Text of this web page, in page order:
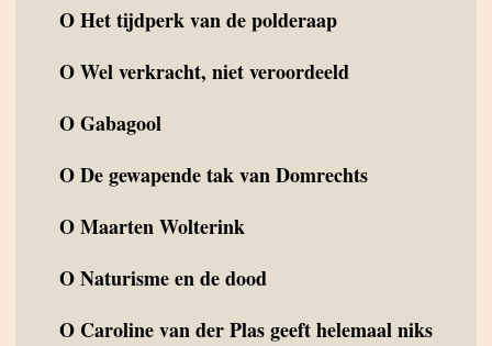
OHet tijdperk van de polderaap
OWel verkracht, niet veroordeeld
OGabagool
ODe gewapende tak van Domrechts
OMaarten Wolterink
ONaturisme en de dood
O Caroline van der Plas geeft helemaal niks